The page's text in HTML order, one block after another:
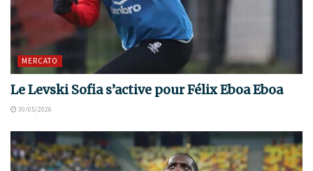
MERCATO
Le Levski Sofia s’active pour Félix Eboa Eboa
30/05/2026